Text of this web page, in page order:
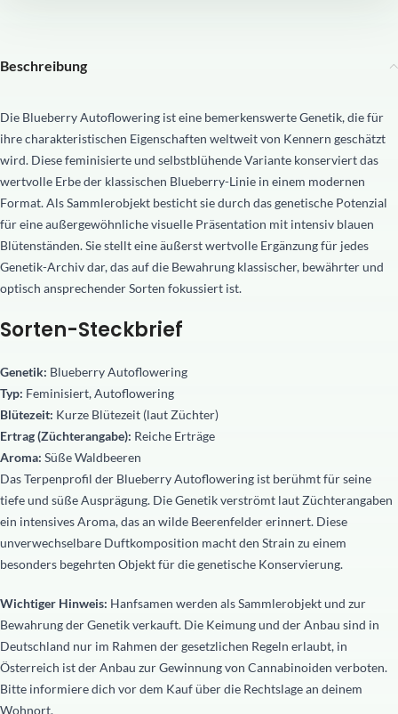
Beschreibung
Die Blueberry Autoflowering ist eine bemerkenswerte Genetik, die für
ihre charakteristischen Eigenschaften weltweit von Kennern geschätzt
wird. Diese feminisierte und selbstblühende Variante konserviert das
wertvolle Erbe der klassischen Blueberry-Linie in einem modernen
Format. Als Sammlerobjekt besticht sie durch das genetische Potenzial
für eine außergewöhnliche visuelle Präsentation mit intensiv blauen
Blütenständen. Sie stellt eine äußerst wertvolle Ergänzung für jedes
Genetik-Archiv dar, das auf die Bewahrung klassischer, bewährter und
optisch ansprechender Sorten fokussiert ist.
Sorten-Steckbrief
Genetik: Blueberry Autoflowering
Typ: Feminisiert, Autoflowering
Blütezeit: Kurze Blütezeit (laut Züchter)
Ertrag (Züchterangabe): Reiche Erträge
Aroma: Süße Waldbeeren
Das Terpenprofil der Blueberry Autoflowering ist berühmt für seine
tiefe und süße Ausprägung. Die Genetik verströmt laut Züchterangaben
ein intensives Aroma, das an wilde Beerenfelder erinnert. Diese
unverwechselbare Duftkomposition macht den Strain zu einem
besonders begehrten Objekt für die genetische Konservierung.
Wichtiger Hinweis: Hanfsamen werden als Sammlerobjekt und zur
Bewahrung der Genetik verkauft. Die Keimung und der Anbau sind in
Deutschland nur im Rahmen der gesetzlichen Regeln erlaubt, in
Österreich ist der Anbau zur Gewinnung von Cannabinoiden verboten.
Bitte informiere dich vor dem Kauf über die Rechtslage an deinem
Wohnort.